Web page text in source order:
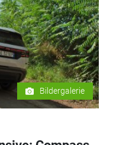
Bildergalerie